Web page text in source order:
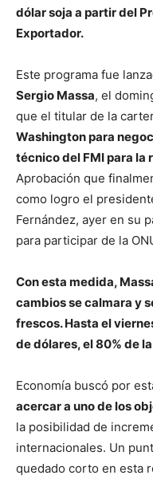
dólar soja a partir del
Exportador.
Este programa fue
Sergio Massa, el
que el titular de la
Washington para
técnico del FMI para
Aprobación que
como logro el
Fernández, ayer en su
para participar de la
Con esta medida,
cambios se calmara y
frescos. Hasta el
de dólares, el 80% de
Economía buscó por
acercar a uno de los
la posibilidad de
internacionales. Un
quedado corto en esta